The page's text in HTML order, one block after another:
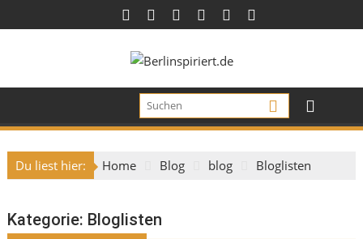
to
Du liest hier: Home Blog blog Bloglisten
Kategorie: Bloglisten